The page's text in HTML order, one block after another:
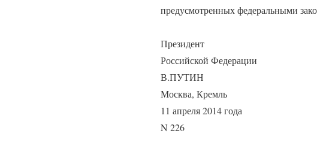
предусмотренных федеральными
Президент
Российской Федерации
В.ПУТИН
Москва, Кремль
11 апреля 2014 года
N 226